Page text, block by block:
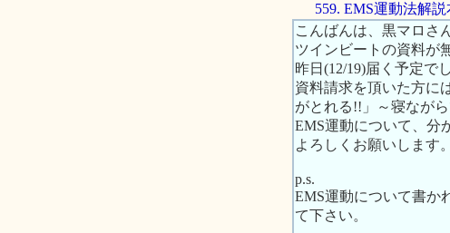
559. EMS運動法解
こんばんは、黒マロさ
ツインビートの資料が
昨日(12/19)届く予定で
資料請求を頂いた方に
がとれる!!」～寝なが
EMS運動について、分
よろしくお願いします。
p.s.
EMS運動について書か
て下さい。